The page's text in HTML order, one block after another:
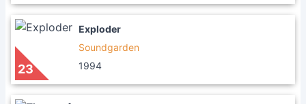
23
Exploder
Soundgarden
1994